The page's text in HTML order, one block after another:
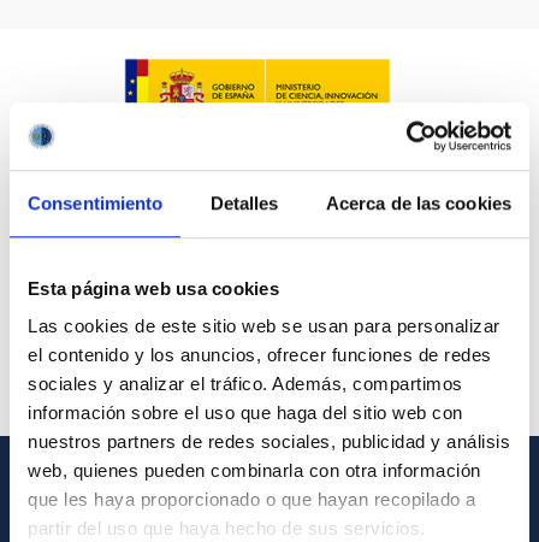
Consentimiento Detalles Acerca de las cookies
Esta página web usa cookies
Las cookies de este sitio web se usan para personalizar
el contenido y los anuncios, ofrecer funciones de redes
sociales y analizar el tráfico. Además, compartimos
información sobre el uso que haga del sitio web con
nuestros partners de redes sociales, publicidad y análisis
web, quienes pueden combinarla con otra información
que les haya proporcionado o que hayan recopilado a
partir del uso que haya hecho de sus servicios.
GENERAL INFORMATION